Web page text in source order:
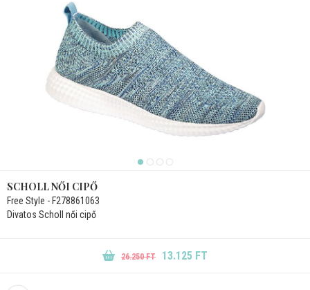
SCHOLL NŐI CIPŐ
Free Style - F278861063
Divatos Scholl női cipő
26.250 FT 13.125 FT